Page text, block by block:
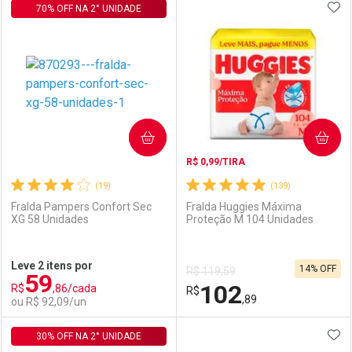
Laboratório
Comprar sem Desconto
Por R$ 119,90/cada
Por Menos
Comprar sem Desconto
Por R$ 119,90/cada
Laboratório
Comprar sem Desconto
Por R$ 119,90/cada
Por Menos
Comprar sem Desconto
Por R$ 119,90/cada
(19)
Fralda Pampers Confort Sec
XG 58 Unidades
70% OFF NA 2° UNIDADE
Leve 2 itens por
R$59,86/cada
ou R$ 92,09/un
COMPRAR
(139)
R$ 0,99/TIRA
Fralda Huggies Máxima
Proteção M 104 Unidades
R$ 119,59
R$102,89
14% OFF
COMPRAR
30% OFF NA 2° UNIDADE